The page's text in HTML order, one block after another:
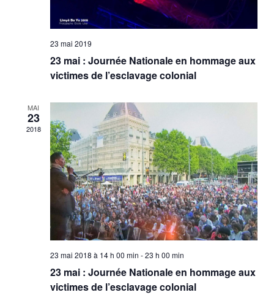
23 mai 2019
23 mai : Journée Nationale en hommage aux
victimes de l’esclavage colonial
MAI
23
2018
23 mai 2018 à 14 h 00 min -23 h 00 min
23 mai : Journée Nationale en hommage aux
victimes de l’esclavage colonial